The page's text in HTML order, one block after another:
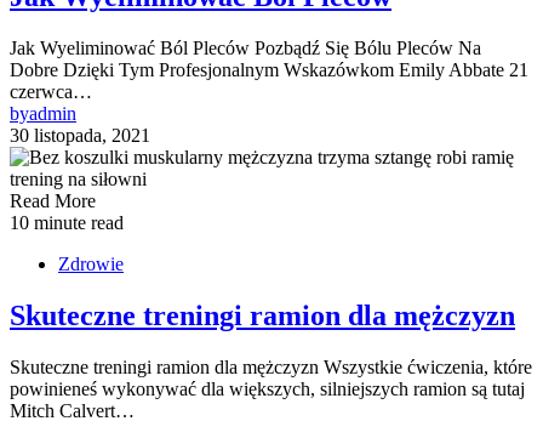
Jak Wyeliminować Ból Pleców Pozbądź Się Bólu Pleców Na
Dobre Dzięki Tym Profesjonalnym Wskazówkom Emily Abbate 21
czerwca…
byadmin
30 listopada, 2021
Read More
10 minute read
Zdrowie
Skuteczne treningi ramion dla mężczyzn
Skuteczne treningi ramion dla mężczyzn Wszystkie ćwiczenia, które
powinieneś wykonywać dla większych, silniejszych ramion są tutaj
Mitch Calvert…